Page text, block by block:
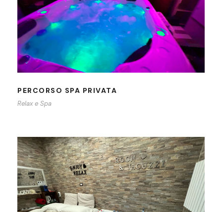
PERCORSO SPA PRIVATA
Relax e Spa
MATRIMONIALE CON VASCA
IDROMASSAGGIO